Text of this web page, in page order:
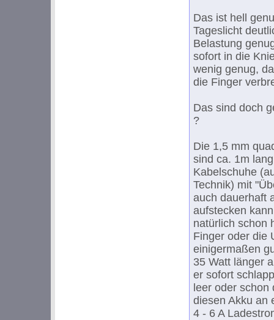
Das ist hell
Tageslicht
Belastung
sofort in die
wenig genug,
die Finger
Das sind doch
?
Die 1,5 mm
sind ca. 1m
Kabelschuhe
Technik) mit
auch dauerhaft
aufstecken
natürlich schon
Finger oder die
einigermaßen
35 Watt länger
er sofort
leer oder
diesen Akku an
4 - 6 A